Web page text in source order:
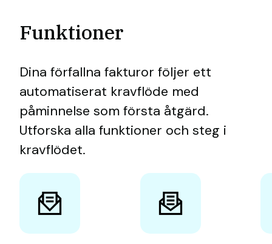
Funktioner
Dina förfallna fakturor följer ett
automatiserat kravflöde med
påminnelse som första åtgärd.
Utforska alla funktioner och steg i
kravflödet.